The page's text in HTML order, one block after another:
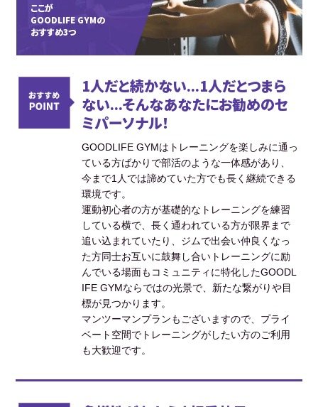
ここが
GOODLIFE GYMの
おすすめ3つ
1人だと続かない...1人だとつまら
ない...そんなあなたにお勧めのセ
ミパーソナル！
GOODLIFE GYMはトレーニングを楽しみに通っ
ている方ばかりで部活のような一体感があり、
今まで1人では諦めていた方でも長く継続できる
環境です。
運動初心者の方が基礎的なトレーニングを練習
している横で、長く通われている方が限界まで
追い込まれていたり、ジムで出会い仲良くなっ
た方同士お互いに鼓舞し合いトレーニングに励
んでいる場面もコミュニティに特化したGOODL
IFE GYMならではの光景で、新たな繋がりや目
標が見つかります。
マンツーマンプランもございますので、プライ
ベート空間でトレーニングがしたい方のご利用
も大歓迎です。